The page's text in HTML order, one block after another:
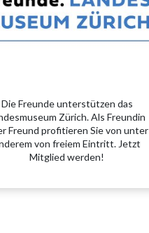
Die Freunde unterstützen das
Zürich. Als Freundin
Freund profitieren Sie von unter
von freiem Eintritt. Jetzt
Mitglied werden!